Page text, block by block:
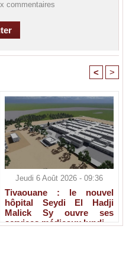
commentaires
< >
Jeudi 6 Août 2026 - 09:36
Tivaouane : le nouvel
hôpital Seydi El Hadji
Malick Sy ouvre ses
services médicaux lundi